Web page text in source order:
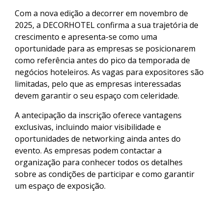
Com a nova edição a decorrer em novembro de
2025, a DECORHOTEL confirma a sua trajetória de
crescimento e apresenta-se como uma
oportunidade para as empresas se posicionarem
como referência antes do pico da temporada de
negócios hoteleiros. As vagas para expositores são
limitadas, pelo que as empresas interessadas
devem garantir o seu espaço com celeridade.
A antecipação da inscrição oferece vantagens
exclusivas, incluindo maior visibilidade e
oportunidades de networking ainda antes do
evento. As empresas podem contactar a
organização para conhecer todos os detalhes
sobre as condições de participar e como garantir
um espaço de exposição.